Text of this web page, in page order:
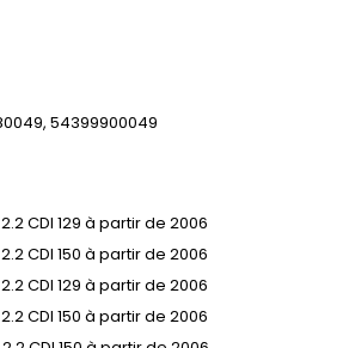
54399900049
CDI 129 à partir de 2006
CDI 150 à partir de 2006
CDI 129 à partir de 2006
CDI 150 à partir de 2006